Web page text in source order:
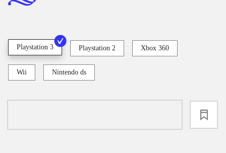
Playstation 3 Playstation 2 Xbox 360
Wii Nintendo ds